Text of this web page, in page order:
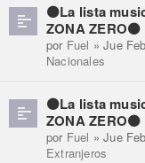
⚫La lista
ZONA ZERO⚫
por Fuel » Jue
Nacionales
⚫La lista
ZONA ZERO⚫
por Fuel » Jue
Extranjeros